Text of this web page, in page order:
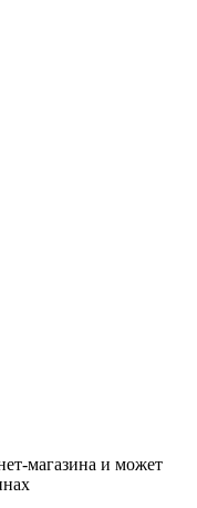
магазина и может